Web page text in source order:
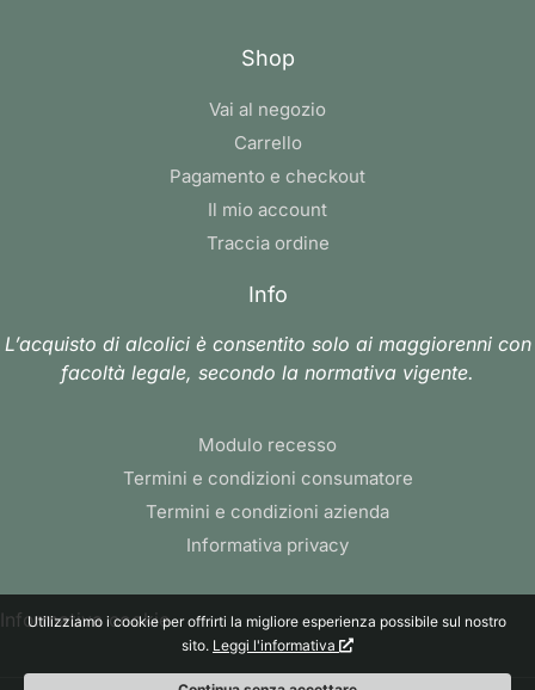
Shop
Vai al negozio
Carrello
Pagamento e checkout
Il mio account
Traccia ordine
Info
L’acquisto di alcolici è consentito solo ai maggiorenni con
facoltà legale, secondo la normativa vigente.
Modulo recesso
Termini e condizioni consumatore
Termini e condizioni azienda
Informativa privacy
Informativa cookie
Utilizziamo i cookie per offrirti la migliore esperienza possibile sul nostro
sito. Leggi l'informativa